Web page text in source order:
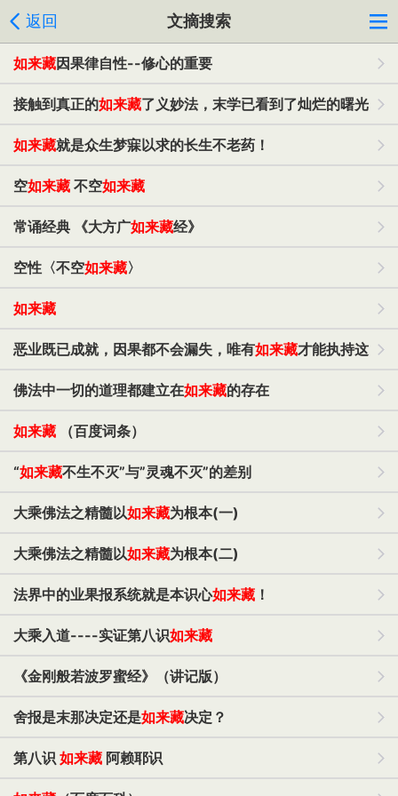
返回 文摘搜索
如来藏因果律自性--修心的重要
接触到真正的如来藏了义妙法，末学已看到了灿烂的曙光
如来藏就是众生梦寐以求的长生不老药！
空如来藏 不空如来藏
常诵经典 《大方广如来藏经》
空性〈不空如来藏〉
如来藏
恶业既已成就，因果都不会漏失，唯有如来藏才能执持这
这些业种
佛法中一切的道理都建立在如来藏的存在
如来藏 （百度词条）
“如来藏不生不灭”与”灵魂不灭”的差别
大乘佛法之精髓以如来藏为根本(一)
大乘佛法之精髓以如来藏为根本(二)
法界中的业果报系统就是本识心如来藏 ！
大乘入道----实证第八识如来藏
《金刚般若波罗蜜经》（讲记版）
舍报是末那决定还是如来藏决定？
第八识 如来藏 阿赖耶识